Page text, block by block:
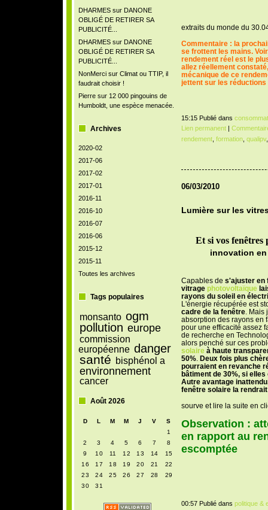
DHARMESsur DANONE
OBLIGÉ DE RETIRER SA
PUBLICITÉ...
DHARMESsur DANONE
OBLIGÉ DE RETIRER SA
PUBLICITÉ...
NonMercisur Climat ou TTIP, il
faudrait choisir !
Pierresur 12 000 pingouins de
Humboldt, une espèce menacée.
Archives
2020-02
2017-06
2017-02
2017-01
2016-11
2016-10
2016-07
2016-06
2015-12
2015-11
Toutes les archives
Tags populaires
monsanto ogm
pollution europe
commission
européenne danger
santé bisphénol a
environnement
cancer
Août 2026
D L M M J V
S
1
2
3 4 5 6 7
8
9
10 11 12 13 14
15
16
17 18 19 20 21
22
23
24 25 26 27 28
29
30
31
extraits du monde du
Commentaire : la
se frottent les mains.
rendement réel est le
allez réellement
mécanique de ce
jettent sur les
15:15 Publié dans
Lien permanent|
rendement, formation, qualipv
06/03/2010
Lumière sur les
Et si vos fenêtres
innovation
Capables de s'ajuster en
vitrage photovoltaïque
rayons du soleil en
L'énergie récupérée est
cadre de la fenêtre. Mais
absorption des rayons en
pour une efficacité assez
de recherche en
alors penché sur ces
solaireà haute
50%.
Deux fois plus
pourraient en revanche
bâtiment de 30%, si
Autre avantage
fenêtre solaire la
sourve et lire la suite en
Observation :
en rapport au
escomptée
00:57 Publié dans politique &